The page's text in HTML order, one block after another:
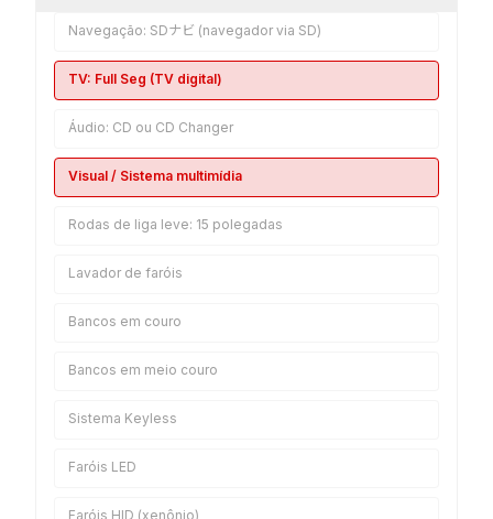
Navegação: SDナビ (navegador via SD)
TV: Full Seg (TV digital)
Áudio: CD ou CD Changer
Visual / Sistema multimídia
Rodas de liga leve: 15 polegadas
Lavador de faróis
Bancos em couro
Bancos em meio couro
Sistema Keyless
Faróis LED
Faróis HID (xenônio)